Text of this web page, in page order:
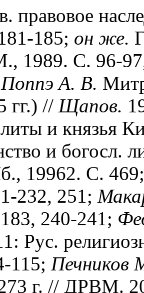
правовое
185; он же.
1989. С. 96-
Поппэ А. В.
гг.) // Щапов.
и князья
и богосл.
19962. С.
232, 251;
240-241;
Рус.
115; Печников
г. // ДРВМ.